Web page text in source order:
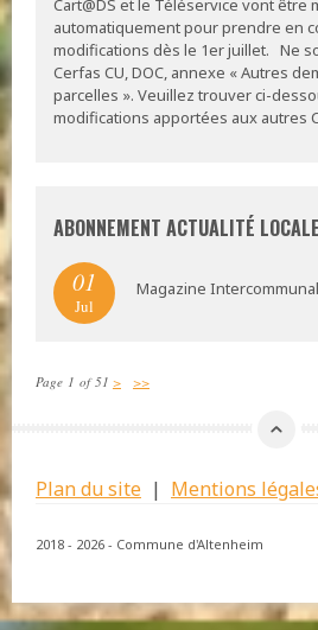
Cart@DS et le Téléservice vont être
automatiquement pour prendre en
modifications dès le 1er juillet. Ne
Cerfas CU, DOC, annexe « Autres
parcelles ». Veuillez trouver ci-
modifications apportées aux autres
ABONNEMENT ACTUALITÉ
01
Jul
Magazine
Page 1 of 51 > >>
Plan du site | Mentions
2018 - 2026 - Commune d'Altenheim